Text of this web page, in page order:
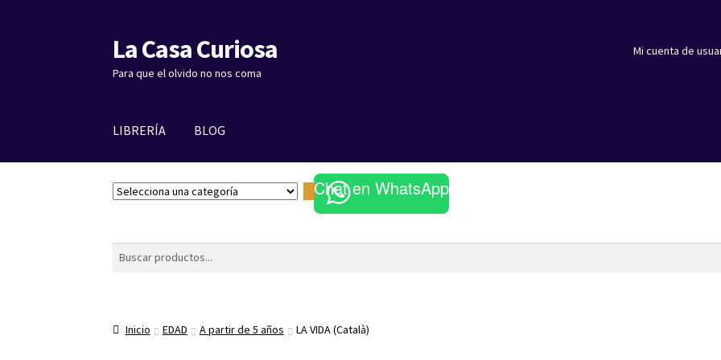
Ir
a
la
Ir
al
contenido
La Casa Curiosa
Para que el olvido no nos coma
Mi cuenta de
LIBRERÍA BLOG
S
e
n
Chat en WhatsApp
Buscar
Inicio EDAD A partir de 5 años LA VIDA (Català)